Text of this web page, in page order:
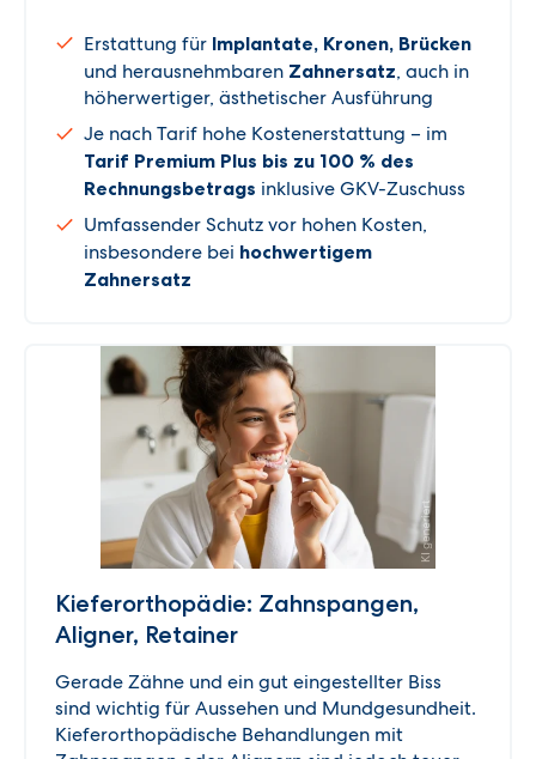
Erstattung für Implantate, Kronen, Brücken
und herausnehmbaren Zahnersatz, auch in
höherwertiger, ästhetischer Ausführung
Je nach Tarif hohe Kostenerstattung – im
Tarif Premium Plus bis zu 100 % des
Rechnungsbetrags inklusive GKV-Zuschuss
Umfassender Schutz vor hohen Kosten,
insbesondere bei hochwertigem
Zahnersatz
Kieferorthopädie: Zahnspangen,
Aligner, Retainer
Gerade Zähne und ein gut eingestellter Biss
sind wichtig für Aussehen und Mundgesundheit.
Kieferorthopädische Behandlungen mit